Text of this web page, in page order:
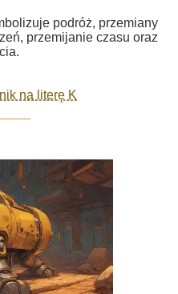
podróż, przemiany
przemijanie czasu oraz
na literę K